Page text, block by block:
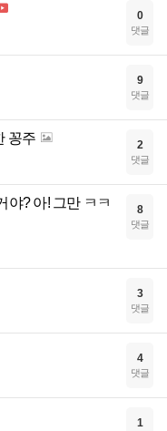
0
댓글
9
댓글
꽁주 2
댓글
야? 아! 그만 ㅋㅋ
8
댓글
3
댓글
4
댓글
1